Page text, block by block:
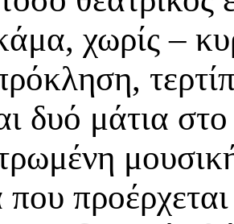
χωρίς –
δυό μάτια στο
που